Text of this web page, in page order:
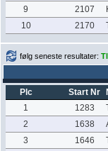
9
2107
10
2170
følg seneste resultater:
Plc Start Nr
1
1283
2
1638
3
1646